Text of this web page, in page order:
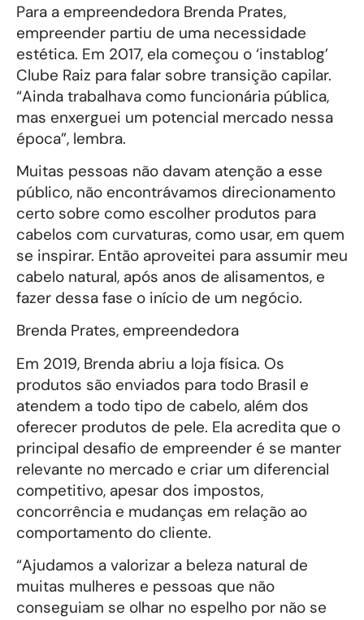
Para a empreendedora Brenda Prates,
empreender partiu de uma necessidade
estética. Em 2017, ela começou o ‘instablog’
Clube Raiz para falar sobre transição capilar.
“Ainda trabalhava como funcionária pública,
mas enxerguei um potencial mercado nessa
época”, lembra.
Muitas pessoas não davam atenção a esse
público, não encontrávamos direcionamento
certo sobre como escolher produtos para
cabelos com curvaturas, como usar, em quem
se inspirar. Então aproveitei para assumir meu
cabelo natural, após anos de alisamentos, e
fazer dessa fase o início de um negócio.
Brenda Prates, empreendedora
Em 2019, Brenda abriu a loja física. Os
produtos são enviados para todo Brasil e
atendem a todo tipo de cabelo, além dos
oferecer produtos de pele. Ela acredita que o
principal desafio de empreender é se manter
relevante no mercado e criar um diferencial
competitivo, apesar dos impostos,
concorrência e mudanças em relação ao
comportamento do cliente.
“Ajudamos a valorizar a beleza natural de
muitas mulheres e pessoas que não
conseguiam se olhar no espelho por não se